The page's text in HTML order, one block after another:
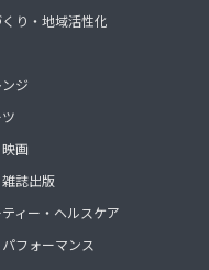
合、委託利用料金か
規約)」についての
ください。
得られない場合は、
だけない場合がござ
り・地域活性化
ジ
画
誌出版
ィー・ヘルスケア
フォーマンス